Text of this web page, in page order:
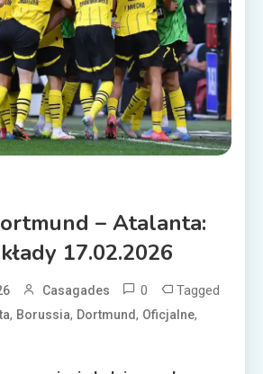
– Atalanta:
17.02.2026
Casagades 0 Tagged
, Borussia, Dortmund, Oficjalne,